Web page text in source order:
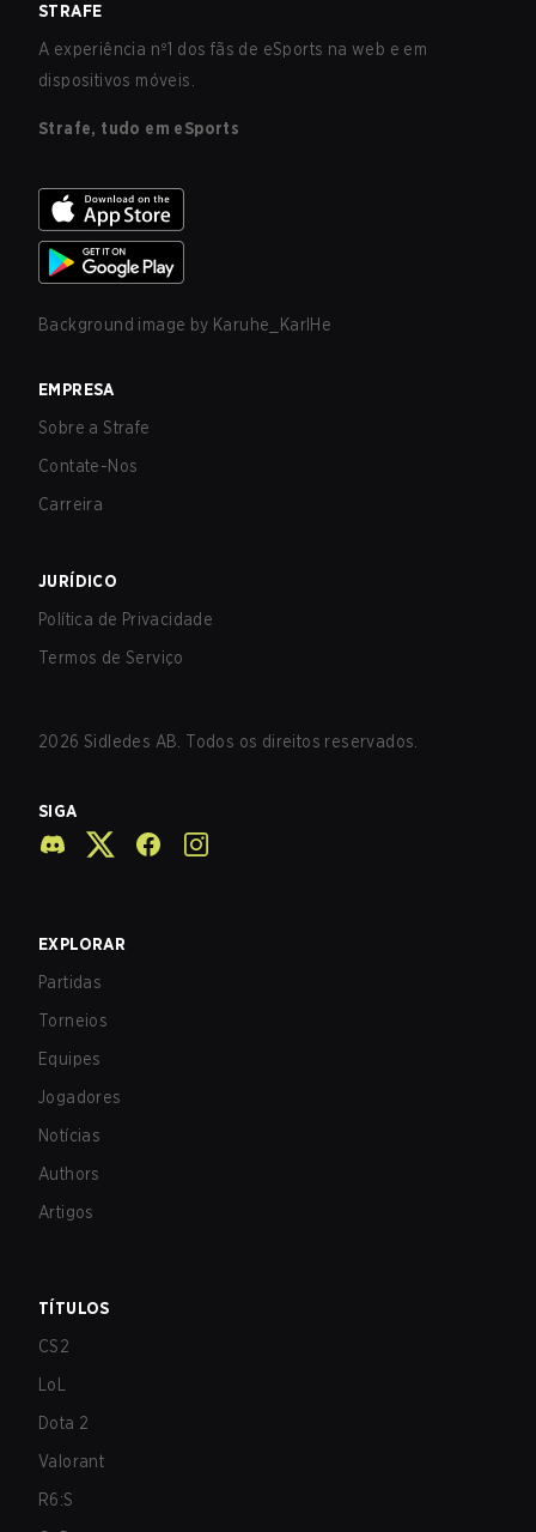
STRAFE
A experiência nº1 dos fãs de eSports na web e em
dispositivos móveis.
Strafe, tudo em eSports
Background image by Karuhe_KarlHe
EMPRESA
Sobre a Strafe
Contate-Nos
Carreira
JURÍDICO
Política de Privacidade
Termos de Serviço
2026 Sidledes AB. Todos os direitos reservados.
SIGA
EXPLORAR
Partidas
Torneios
Equipes
Jogadores
Notícias
Authors
Artigos
TÍTULOS
CS2
LoL
Dota 2
Valorant
R6:S